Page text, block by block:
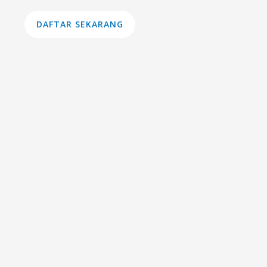
DAFTAR SEKARANG